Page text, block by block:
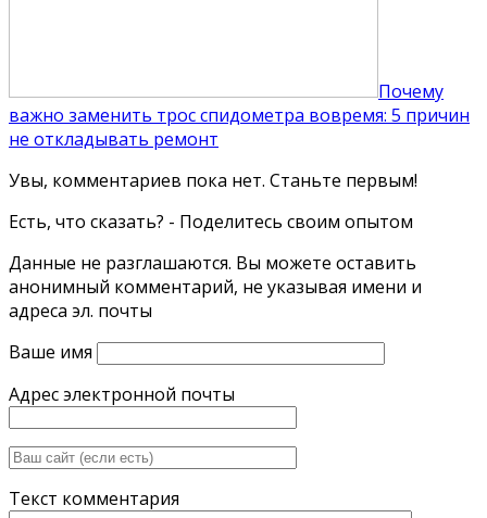
Почему
важно заменить трос спидометра вовремя: 5 причин
не откладывать ремонт
Увы, комментариев пока нет. Станьте первым!
Есть, что сказать? - Поделитесь своим опытом
Данные не разглашаются. Вы можете оставить
анонимный комментарий, не указывая имени и
адреса эл. почты
Ваше имя
Адрес электронной почты
Текст комментария